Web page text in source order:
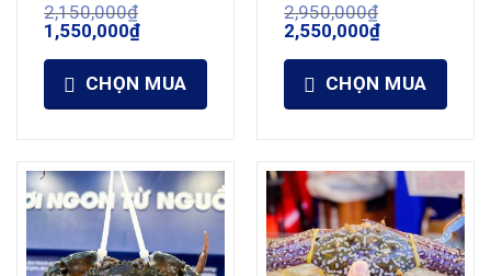
2,150,000₫
Giá
gốc
là:
1,550,000₫Giá
tại
1,550,000₫.
CHỌN MUA
2,950,000₫
Giá
gốc
là:
2,550,000₫Giá
tại
2,550,000₫.
CHỌN MUA